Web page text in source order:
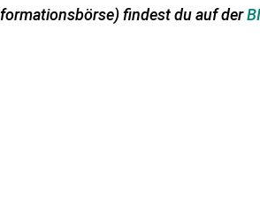
findest du auf der